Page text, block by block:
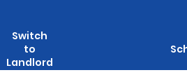
Switch
to
Landlord